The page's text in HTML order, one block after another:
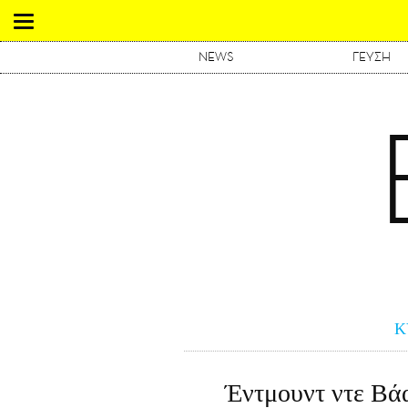
NEWS ΓΕΥΣΗ
Έντμουντ ντε